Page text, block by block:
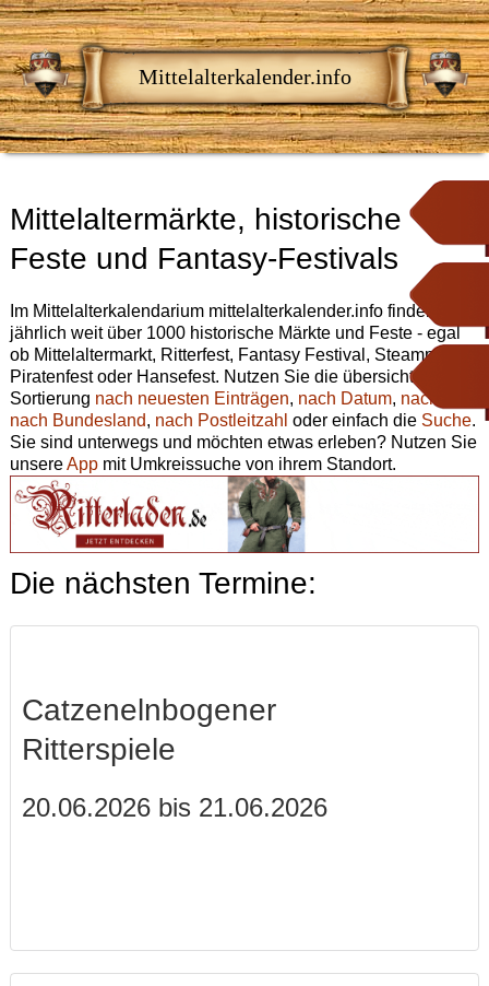
Mittelalterkalender.info
Mittelaltermärkte, historische
Feste und Fantasy-Festivals
Im Mittelalterkalendarium mittelalterkalender.info finden Sie
jährlich weit über 1000 historische Märkte und Feste - egal
ob Mittelaltermarkt, Ritterfest, Fantasy Festival, Steampunk,
Piratenfest oder Hansefest. Nutzen Sie die übersichtliche
Sortierung nach neuesten Einträgen, nach Datum, nach Ort
nach Bundesland, nach Postleitzahl oder einfach die Suche.
Sie sind unterwegs und möchten etwas erleben? Nutzen Sie
unsereAppmit Umkreissuche von ihrem Standort.
Die nächsten Termine:
Catzenelnbogener
Ritterspiele
20.06.2026 bis 21.06.2026